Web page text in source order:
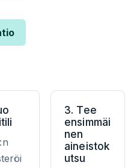
3. Tee
ensimmäi
nen
aineistok
utsu